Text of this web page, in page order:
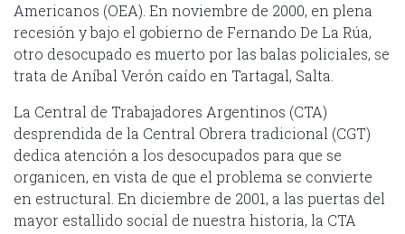
Americanos (OEA). En noviembre de 2000, en plena
recesión y bajo el gobierno de Fernando De La Rúa,
otro desocupado es muerto por las balas policiales, se
trata de Aníbal Verón caído en Tartagal, Salta.
La Central de Trabajadores Argentinos (CTA)
desprendida de la Central Obrera tradicional (CGT)
dedica atención a los desocupados para que se
organicen, en vista de que el problema se convierte
en estructural. En diciembre de 2001, a las puertas del
mayor estallido social de nuestra historia, la CTA